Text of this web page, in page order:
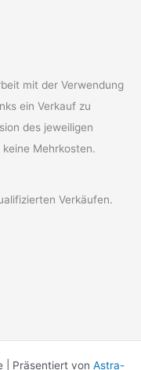
mit der Verwendung
ein Verkauf zu
des jeweiligen
Mehrkosten.
Verkäufen.
| Präsentiert von Astra-